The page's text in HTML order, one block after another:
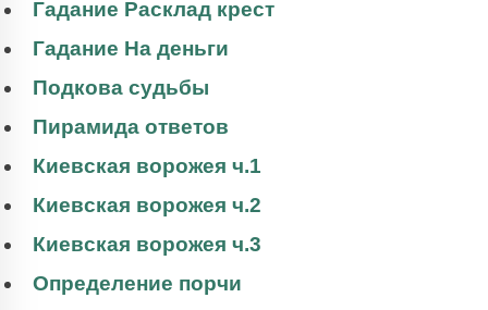
Гадание Расклад крест
Гадание На деньги
Подкова судьбы
Пирамида ответов
Киевская ворожея ч.1
Киевская ворожея ч.2
Киевская ворожея ч.3
Определение порчи